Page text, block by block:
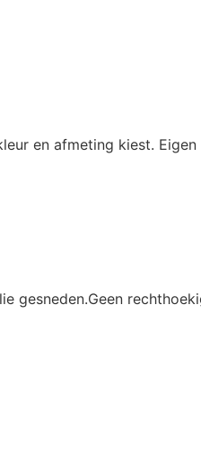
en afmeting kiest. Eigen
gesneden.Geen